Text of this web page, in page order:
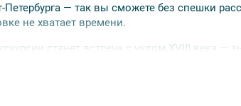
— так вы сможете без спешки
не хватает времени.
станет встреча с чудом XVIII века —
объявит о начале нового дня. Только вы,